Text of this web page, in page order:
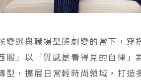
變遷與職場型態劇變的當下，穿
服」以「質感是看得見的自律
型，擴展日常輕時尚領域，打造